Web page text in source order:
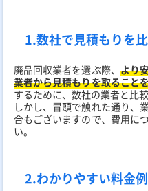
1.数社で見積もりを
廃品回収業者を選ぶ際、 より
業者から見積もりを取ること
するために、数社の業者と比
しかし、冒頭で触れた通り、
合もございますので、費用に
い。
2.わかりやすい料金